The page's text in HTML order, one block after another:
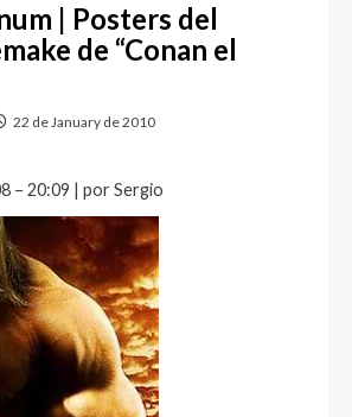
| Posters del
de “Conan el
22 de January de 2010
– 20:09 | por Sergio